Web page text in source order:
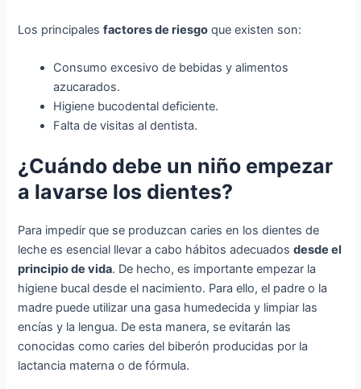
Los principalesfactores de riesgo que existen son:
Consumo excesivo de bebidas y alimentos
azucarados.
Higiene bucodental deficiente.
Falta de visitas al dentista.
¿Cuándo debe un niño empezar
a lavarse los dientes?
Para impedir que se produzcan caries en los dientes de
leche es esencial llevar a cabo hábitos adecuadosdesde el
principio de vida. De hecho, es importante empezar la
higiene bucal desde el nacimiento. Para ello, el padre o la
madre puede utilizar una gasa humedecida y limpiar las
encías y la lengua. De esta manera, se evitarán las
conocidas como caries del biberón producidas por la
lactancia materna o de fórmula.